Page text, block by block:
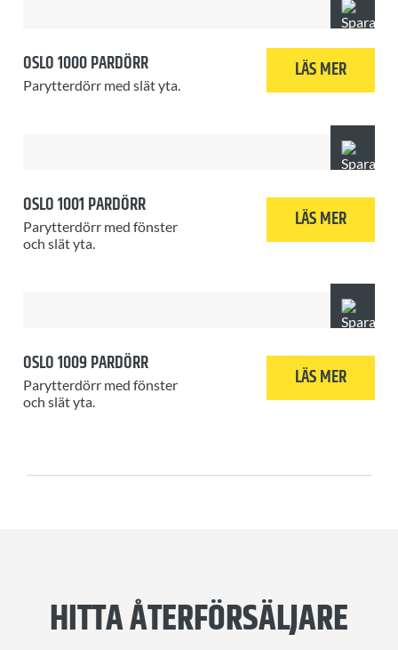
OSLO 1000 PARDÖRR
Parytterdörr med slät yta.
LÄS MER
OSLO 1001 PARDÖRR
Parytterdörr med fönster
och slät yta.
LÄS MER
OSLO 1009 PARDÖRR
Parytterdörr med fönster
och slät yta.
LÄS MER
HITTA ÅTERFÖRSÄLJARE